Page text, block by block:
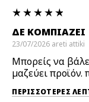
ΔΕ ΚΟΜΠΙΆΖΕΙ
23/07/2026 areti attiki
Μπορείς να
μαζεύει
ΠΕΡΙΣΣΌΤΕΡΕΣ